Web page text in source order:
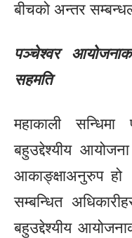
बीचको अन्तर
पञ्चेश्वर
सहमति
महाकाली सन्धिमा
बहुउद्देश्यीय
आकाङ्क्षाअनुरुप हो
सम्बन्धित
बहुउद्देश्यीय